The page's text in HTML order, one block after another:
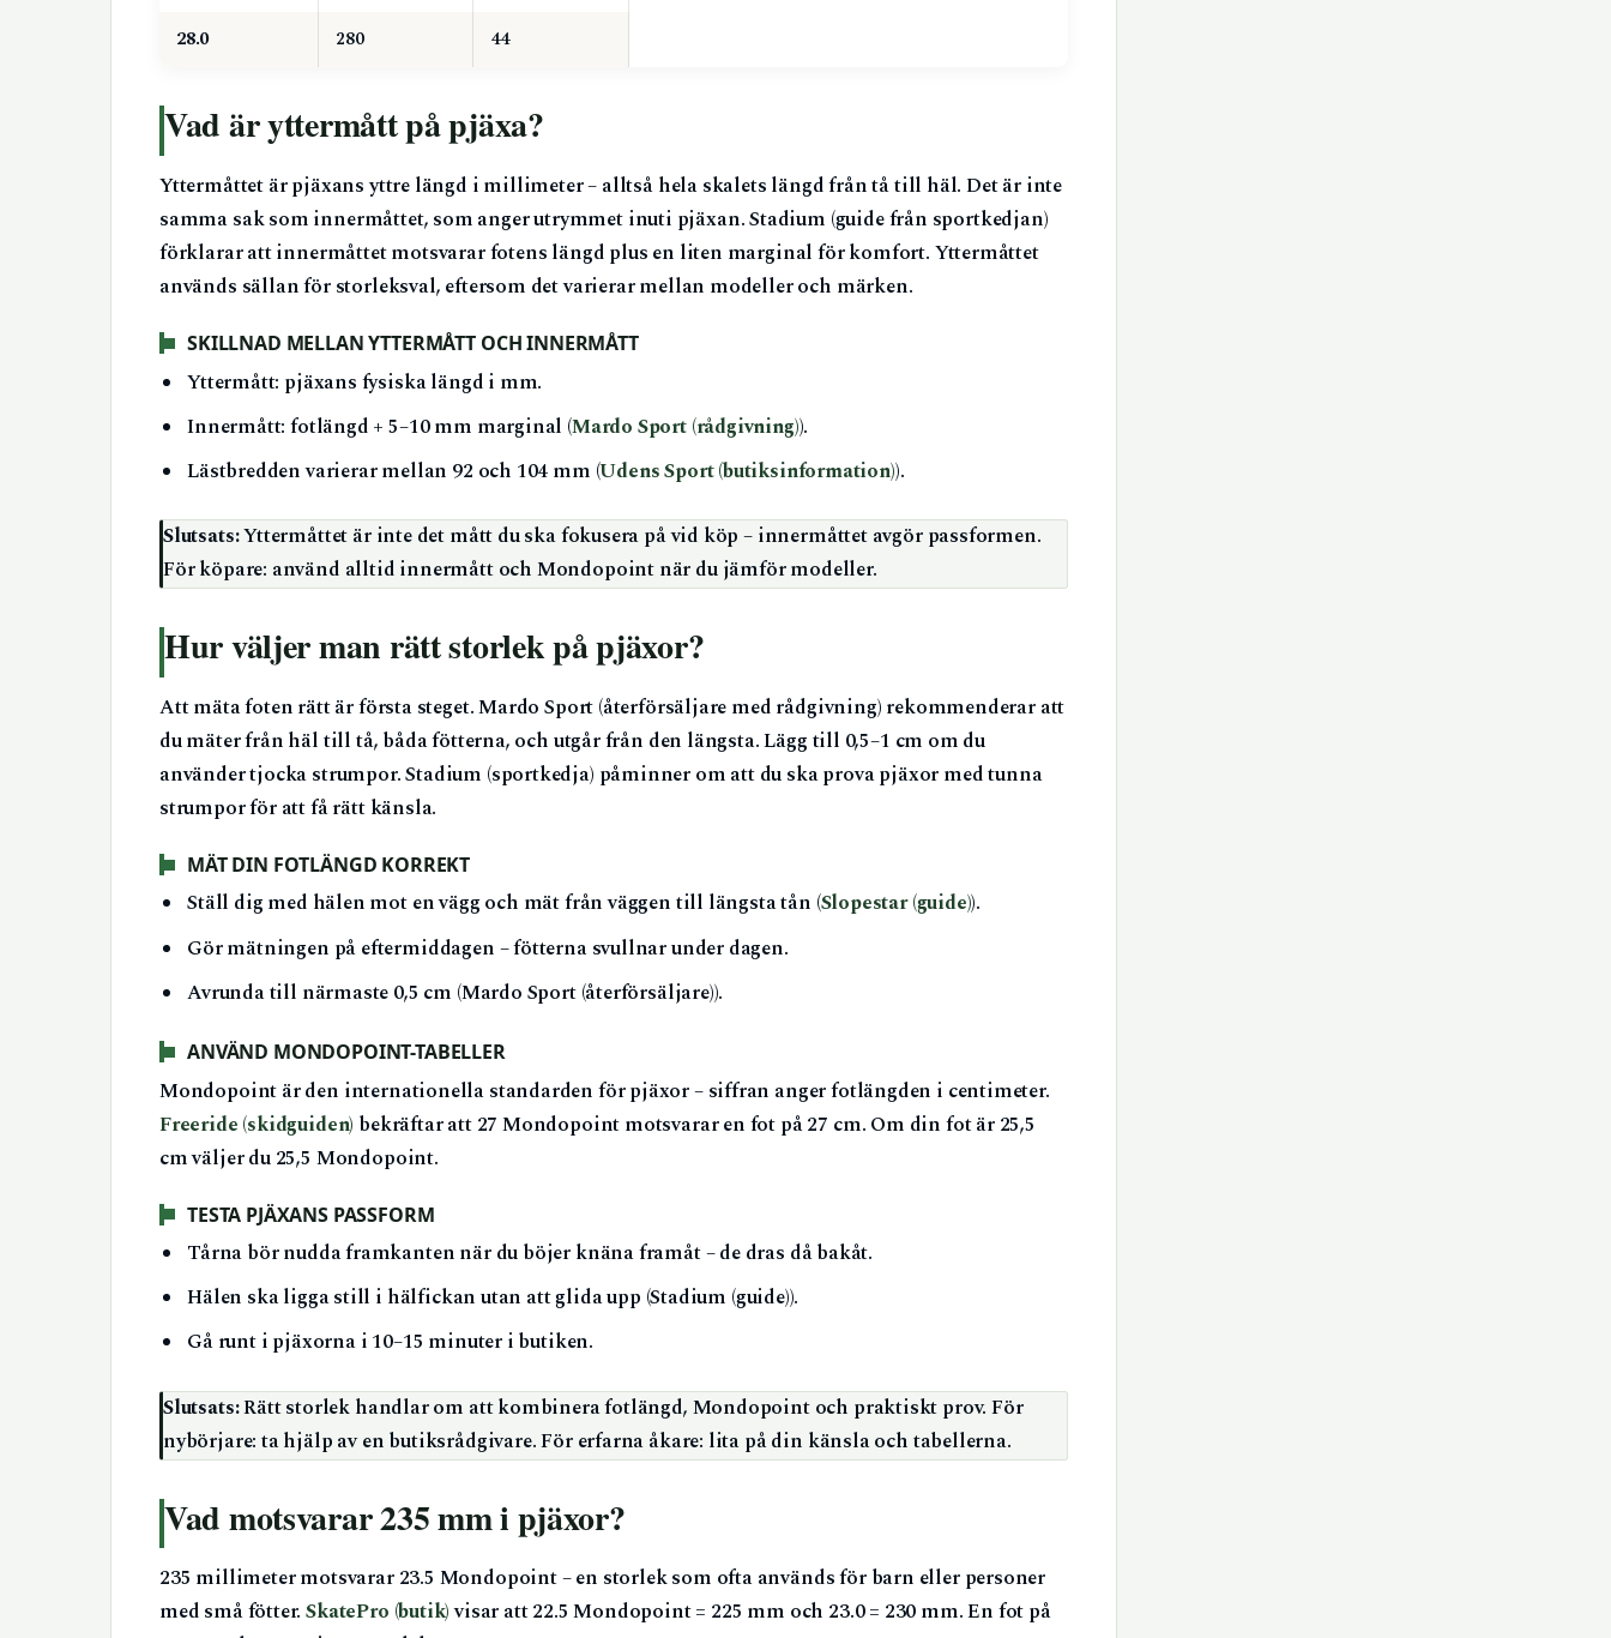
28.0
280 44
Vad är yttermått på pjäxa?
Yttermåttet är pjäxans yttre längd i millimeter – alltså hela skalets längd från tå till häl. Det är inte
samma sak som innermåttet, som anger utrymmet inuti pjäxan. Stadium (guide från sportkedjan)
förklarar att innermåttet motsvarar fotens längd plus en liten marginal för komfort. Yttermåttet
används sällan för storleksval, eftersom det varierar mellan modeller och märken.
SKILLNAD MELLAN YTTERMÅTT OCH INNERMÅTT
Yttermått: pjäxans fysiska längd i mm.
Innermått: fotlängd + 5–10 mm marginal (Mardo Sport (rådgivning)).
Lästbredden varierar mellan 92 och 104 mm (Udens Sport (butiksinformation)).
Slutsats:Yttermåttet är inte det mått du ska fokusera på vid köp – innermåttet avgör passformen.
För köpare: använd alltid innermått och Mondopoint när du jämför modeller.
Hur väljer man rätt storlek på pjäxor?
Att mäta foten rätt är första steget. Mardo Sport (återförsäljare med rådgivning) rekommenderar att
du mäter från häl till tå, båda fötterna, och utgår från den längsta. Lägg till 0,5–1 cm om du
använder tjocka strumpor. Stadium (sportkedja) påminner om att du ska prova pjäxor med tunna
strumpor för att få rätt känsla.
MÄT DIN FOTLÄNGD KORREKT
Ställ dig med hälen mot en vägg och mät från väggen till längsta tån (Slopestar (guide)).
Gör mätningen på eftermiddagen – fötterna svullnar under dagen.
Avrunda till närmaste 0,5 cm (Mardo Sport (återförsäljare)).
ANVÄND MONDOPOINT-TABELLER
Mondopoint är den internationella standarden för pjäxor – siffran anger fotlängden i centimeter.
Freeride (skidguiden) bekräftar att 27 Mondopoint motsvarar en fot på 27 cm. Om din fot är 25,5
cm väljer du 25,5 Mondopoint.
TESTA PJÄXANS PASSFORM
Tårna bör nudda framkanten när du böjer knäna framåt – de dras då bakåt.
Hälen ska ligga still i hälfickan utan att glida upp (Stadium (guide)).
Gå runt i pjäxorna i 10–15 minuter i butiken.
Slutsats:Rätt storlek handlar om att kombinera fotlängd, Mondopoint och praktiskt prov. För
nybörjare: ta hjälp av en butiksrådgivare. För erfarna åkare: lita på din känsla och tabellerna.
Vad motsvarar 235 mm i pjäxor?
235 millimeter motsvarar 23.5 Mondopoint – en storlek som ofta används för barn eller personer
med små fötter.SkatePro (butik)visar att 22.5 Mondopoint = 225 mm och 23.0 = 230 mm. En fot på